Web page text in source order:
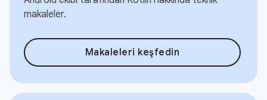
makaleler.
Makaleleri keşfedin